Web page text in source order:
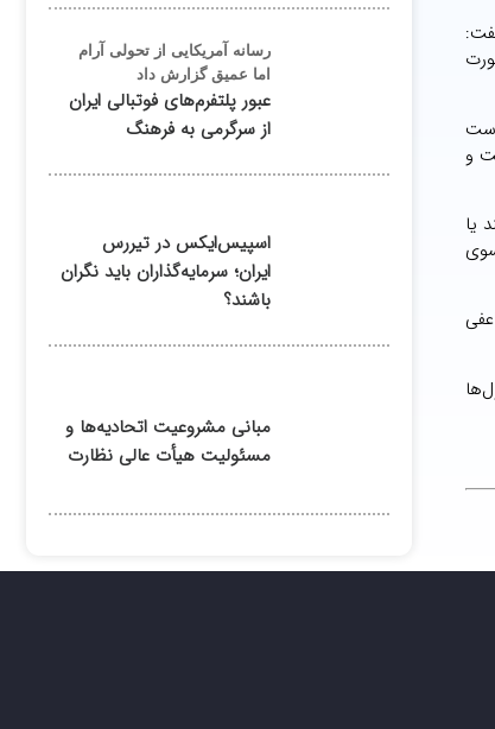
و
یا
رسانه آمریکایی از تحولی آرام
اما عمیق گزارش داد
عبور پلتفرم‌های فوتبالی ایران
از سرگرمی به فرهنگ
اسپیس‌ایکس در تیررس
ایران؛ سرمایه‌گذاران باید نگران
باشند؟
مبانی مشروعیت اتحادیه‌ها و
مسئولیت هیأت عالی نظارت